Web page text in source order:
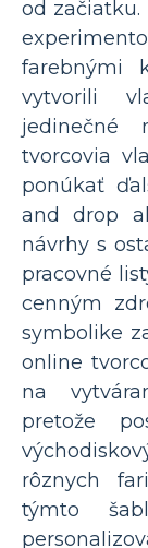
od
farebnými
vytvorili
jedinečné
tvorcovia
ponúkať
and drop
návrhy s
pracovné
cenným
symbolike
online
na
pretože
rôznych
týmto